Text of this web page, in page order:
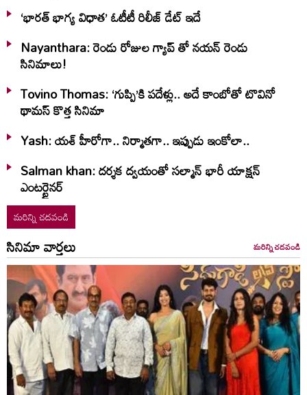
‘భారత్ భాగ్య విధాత’ ఓటీటీ రిలీజ్‌ డేట్‌ ఇదే
Nayanthara: రెండు రోజుల గ్యాప్ తో నయన్ రెండు
సినిమాలు!
Tovino Thomas: ‘గుప్పి’కి పదేళ్లు.. అదే కాంబోతో టొవినో
థామస్‌ కొత్త సినిమా
Yash: యశ్ హీరోగా.. నిర్మాతగా.. ఇప్పుడు ఇంకోలా..
Salman khan: దర్శక ద్వయంతో సల్మాన్ భారీ యాక్షన్
ఎంటర్టైనర్
మరిన్ని చదవండి
సినిమా వార్తలు మరిన్ని చదవండి